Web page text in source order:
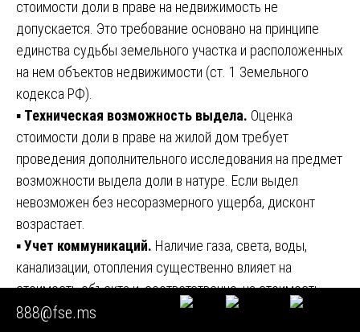
стоимости доли в праве на недвижимость не
допускается. Это требование основано на принципе
единства судьбы земельного участка и расположенных
на нем объектов недвижимости (ст. 1 Земельного
кодекса РФ).
▪️ Техническая возможность выдела. Оценка
стоимости доли в праве на жилой дом требует
проведения дополнительного исследования на предмет
возможности выдела доли в натуре. Если выдел
невозможен без несоразмерного ущерба, дисконт
возрастает.
▪️Учет коммуникаций. Наличие газа, света, воды,
канализации, отопления существенно влияет на
стоимость объекта и, соответственно, на стоимость
доли в праве на недвижимость. Если один из
888@fse.ms